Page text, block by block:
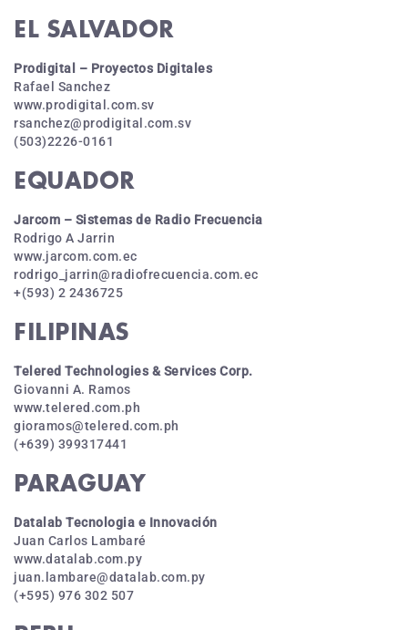
EL SALVADOR
Prodigital – Proyectos Digitales
Rafael Sanchez
www.prodigital.com.sv
rsanchez@prodigital.com.sv
(503)2226-0161
EQUADOR
Jarcom – Sistemas de Radio Frecuencia
Rodrigo A Jarrin
www.jarcom.com.ec
rodrigo_jarrin@radiofrecuencia.com.ec
+(593) 2 2436725
FILIPINAS
Telered Technologies & Services Corp.
Giovanni A. Ramos
www.telered.com.ph
gioramos@telered.com.ph
(+639) 399317441
PARAGUAY
Datalab Tecnologia e Innovación
Juan Carlos Lambaré
www.datalab.com.py
juan.lambare@datalab.com.py
(+595) 976 302 507